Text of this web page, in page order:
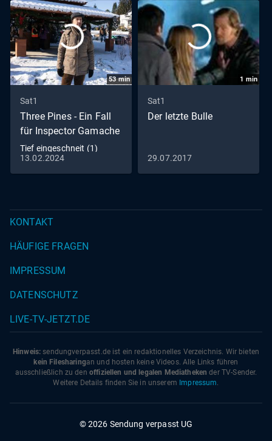
53min
Sat1
Three Pines - Ein Fall
für Inspector Gamache
Tief eingeschneit (1)
13.02.2024
1 min
Sat1
Der letzte Bulle
29.07.2017
KONTAKT
HÄUFIGE FRAGEN
IMPRESSUM
DATENSCHUTZ
LIVE-TV-JETZT.DE
Hinweis: sendungverpasst.de ist ein redaktionelles Verzeichnis. Wir bieten
kein Filesharingan und hosten keine Videos. Alle Links führen
ausschließlich zu den offiziellen und legalen Mediatheken der TV-Sender.
Weitere Details finden Sie in unserem Impressum.
© 2026 Sendung verpasst UG